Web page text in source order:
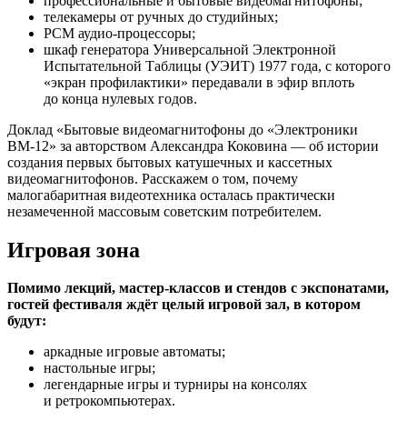
телекамеры от ручных до студийных;
PCM аудио-процессоры;
шкаф генератора Универсальной Электронной
Испытательной Таблицы (УЭИТ) 1977 года, с которого
«экран профилактики» передавали в эфир вплоть
до конца нулевых годов.
Доклад «Бытовые видеомагнитофоны до «Электроники
ВМ-12» за авторством Александра Коковина — об истории
создания первых бытовых катушечных и кассетных
видеомагнитофонов. Расскажем о том, почему
малогабаритная видеотехника осталась практически
незамеченной массовым советским потребителем.
Игровая зона
Помимо лекций, мастер-классов и стендов с экспонатами,
гостей фестиваля ждёт целый игровой зал, в котором
будут:
аркадные игровые автоматы;
настольные игры;
легендарные игры и турниры на консолях
и ретрокомпьютерах.